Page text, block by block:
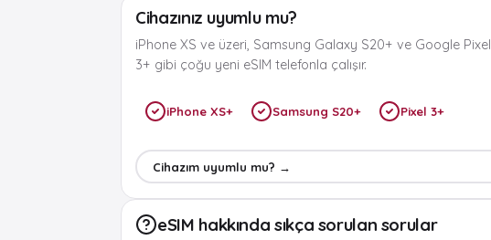
Cihazınız uyumlu mu?
iPhone XS ve üzeri, Samsung Galaxy S20+ ve Google Pixel
3+ gibi çoğu yeni eSIM telefonla çalışır.
iPhone XS+ Samsung S20+ Pixel 3+
Cihazım uyumlu mu? →
eSIM hakkında sıkça sorulan sorular